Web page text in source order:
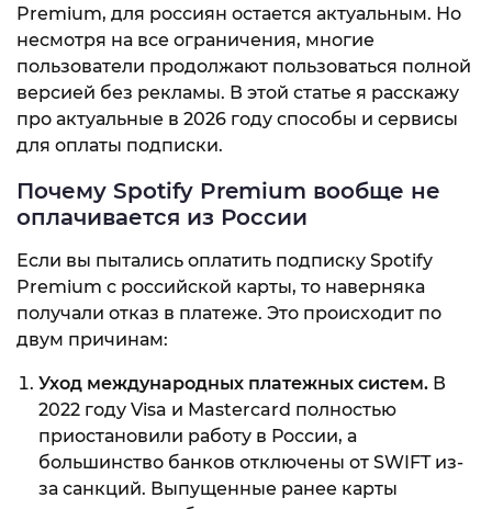
Premium, для россиян остается актуальным. Но
несмотря на все ограничения, многие
пользователи продолжают пользоваться полной
версией без рекламы. В этой статье я расскажу
про актуальные в 2026 году способы и сервисы
для оплаты подписки.
Почему Spotify Premium вообще не
оплачивается из России
Если вы пытались оплатить подписку Spotify
Premium с российской карты, то наверняка
получали отказ в платеже. Это происходит по
двум причинам:
Уход международных платежных систем. В
2022 году Visa и Mastercard полностью
приостановили работу в России, а
большинство банков отключены от SWIFT из-
за санкций. Выпущенные ранее карты